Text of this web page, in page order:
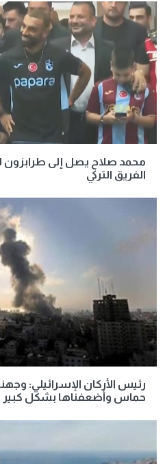
محمد صلاح يصل إلى طرابزون
الفريق التركي
رئيس الأركان الإسرائيلي:
حماس وأضعفناها بشكل كبير